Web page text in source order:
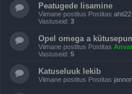
Peatugede lisamine
Viimane postitus Postitas ahti22
Vastuseid: 3
Opel omega a
Viimane postitus Postitas
Vastuseid: 5
Katuseluuk lekib
Viimane postitus Postitas